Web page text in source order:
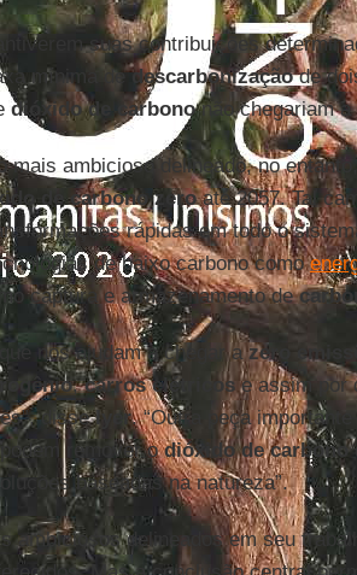
suas contribuições
mínima dedescarbonizaçãode
dióxido de carbononão chegariam a
mais ambicioso delineado, no
de carbono zeroaté 2057. Tal
rápidas em todo o
de baixo carbono como
captura e armazenamento de
nos ajudam a chegar azero
,carros elétricose assim por
disseIyer. “Outra peça
remover odióxido de carbono
baseadas na natureza”.
ambiciosos delineados em seu